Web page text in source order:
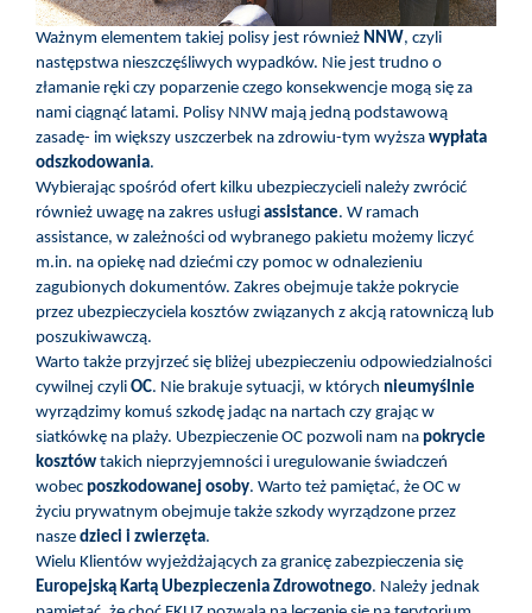
Ważnym elementem takiej polisy jest również NNW, czyli
następstwa nieszczęśliwych wypadków. Nie jest trudno o
złamanie ręki czy poparzenie czego konsekwencje mogą się za
nami ciągnąć latami. Polisy NNW mają jedną podstawową
zasadę- im większy uszczerbek na zdrowiu-tym wyższa wypłata
odszkodowania.
Wybierając spośród ofert kilku ubezpieczycieli należy zwrócić
również uwagę na zakres usługi assistance. W ramach
assistance, w zależności od wybranego pakietu możemy liczyć
m.in. na opiekę nad dziećmi czy pomoc w odnalezieniu
zagubionych dokumentów. Zakres obejmuje także pokrycie
przez ubezpieczyciela kosztów związanych z akcją ratowniczą lub
poszukiwawczą.
Warto także przyjrzeć się bliżej ubezpieczeniu odpowiedzialności
cywilnej czyli OC. Nie brakuje sytuacji, w których nieumyślnie
wyrządzimy komuś szkodę jadąc na nartach czy grając w
siatkówkę na plaży. Ubezpieczenie OC pozwoli nam na pokrycie
kosztów takich nieprzyjemności i uregulowanie świadczeń
wobec poszkodowanej osoby. Warto też pamiętać, że OC w
życiu prywatnym obejmuje także szkody wyrządzone przez
nasze dzieci i zwierzęta.
Wielu Klientów wyjeżdżających za granicę zabezpieczenia się
Europejską Kartą Ubezpieczenia Zdrowotnego. Należy jednak